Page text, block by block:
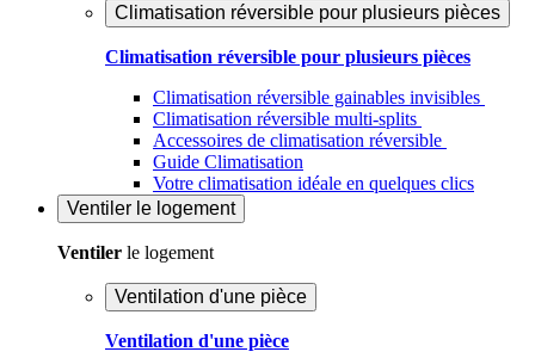
Climatisation réversible pour plusieurs pièces
Climatisation réversible pour plusieurs pièces
Climatisation réversible gainables invisibles
Climatisation réversible multi-splits
Accessoires de climatisation réversible
Guide Climatisation
Votre climatisation idéale en quelques clics
Ventiler le logement
Ventiler le logement
Ventilation d'une pièce
Ventilation d'une pièce